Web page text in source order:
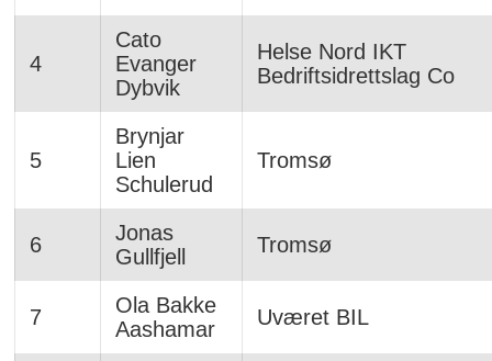
4
Cato
Evanger
Dybvik
Helse Nord IKT
Bedriftsidrettslag Co
5
Brynjar
Lien
Schulerud
Tromsø
6
Jonas
Gullfjell
Tromsø
7
Ola Bakke
Aashamar
Uværet BIL